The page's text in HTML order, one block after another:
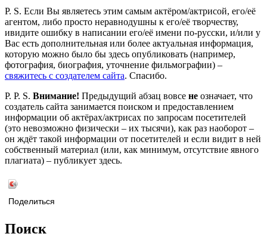
P. S. Если Вы являетесь этим самым актёром/актрисой, его/её
агентом, либо просто неравнодушны к его/её творчеству,
ивидите ошибку в написании его/её имени по-русски, и/или у
Вас есть дополнительная или более актуальная информация,
которую можно было бы здесь опубликовать (например,
фотография, биография, уточнение фильмографии) –
свяжитесь с создателем сайта. Спасибо.
P. P. S. Внимание! Предыдущий абзац вовсе не означает, что
создатель сайта занимается поиском и предоставлением
информации об актёрах/актрисах по запросам посетителей
(это невозможно физически – их тысячи), как раз наоборот –
он ждёт такой информации от посетителей и если видит в ней
собственный материал (или, как минимум, отсутствие явного
плагиата) – публикует здесь.
Поделиться
Поиск